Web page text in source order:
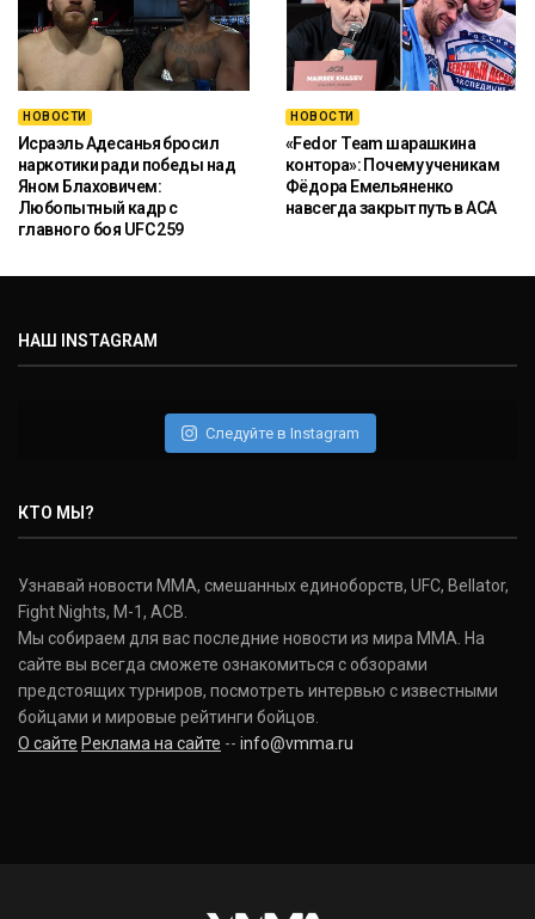
НОВОСТИ
Исраэль Адесанья бросил
наркотики ради победы над
Яном Блаховичем:
Любопытный кадр с
главного боя UFC 259
НОВОСТИ
«Fedor Team шарашкина
контора»: Почему ученикам
Фёдора Емельяненко
навсегда закрыт путь в ACA
НАШ INSTAGRAM
Следуйте в Instagram
КТО МЫ?
Узнавай новости ММА, смешанных единоборств, UFC, Bellator,
Fight Nights, M-1, ACB.
Мы собираем для вас последние новости из мира ММА. На
сайте вы всегда сможете ознакомиться с обзорами
предстоящих турниров, посмотреть интервью с известными
бойцами и мировые рейтинги бойцов.
О сайте Реклама на сайте -- info@vmma.ru